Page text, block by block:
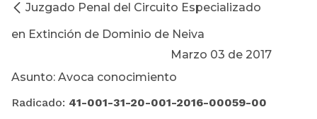
Juzgado Penal del Circuito Especializado
en Extinción de Dominio de Neiva
Marzo 03 de 2017
Asunto: Avoca conocimiento
Radicado: 41-001-31-20-001-2016-00059-00